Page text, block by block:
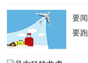
要
要